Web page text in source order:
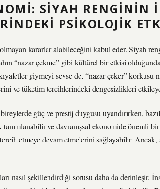
SIYAH RENGININ
PSIKOLOJIK
kararlar alabileceğini kabul eder. Siyah
“nazar çekme” gibi kültürel bir etkisi
giymeyi sevse de, “nazar çeker”
ve tüketim tercihlerindeki dengesizlikleri
güç ve prestij duygusu uyandırırken,
ve davranışsal ekonomide önemli
etmeye devam etmelerini sağlayabilir. Ancak,
nasıl şekillendirdiği sorusu daha da derinleşir.